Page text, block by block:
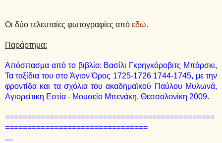
Οι δύο τελευταίες φωτογραφίες από εδώ.
Παράρτημα:
Απόσπασμα από το βιβλίο: Βασίλι Γκρηγκόροβιτς Μπάρσκι,
Τα ταξίδια του στο Άγιον Όρος 1725-1726 1744-1745, με την
φροντίδα και τα σχόλια του ακαδημαϊκού Παύλου Μυλωνά,
Αγιορείτικη Εστία - Μουσείο Μπενάκη, Θεσσαλονίκη 2009.
===============================================
================================
....